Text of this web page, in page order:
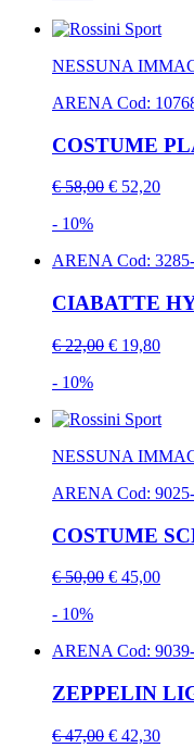
NESSUNA
ARENA Cod:
COSTUME
€ 58,00 € 52,20
- 10%
ARENA Cod:
CIABATTE
€ 22,00 € 19,80
- 10%
NESSUNA
ARENA Cod:
COSTUME
€ 50,00 € 45,00
- 10%
ARENA Cod:
ZEPPELIN
€ 47,00 € 42,30